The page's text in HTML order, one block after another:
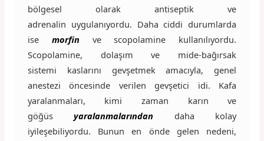
bölgesel olarak antiseptik ve
adrenalin uygulanıyordu. Daha ciddi durumlarda
ise morfin
ve scopolamine kullanılıyordu.
Scopolamine, dolaşım ve mide-bağırsak
sistemi kaslarını gevşetmek amacıyla, genel
anestezi öncesinde verilen gevşetici idi. Kafa
yaralanmaları, kimi zaman karın ve
göğüsyaralanmalarından
daha kolay
iyileşebiliyordu. Bunun en önde gelen nedeni,